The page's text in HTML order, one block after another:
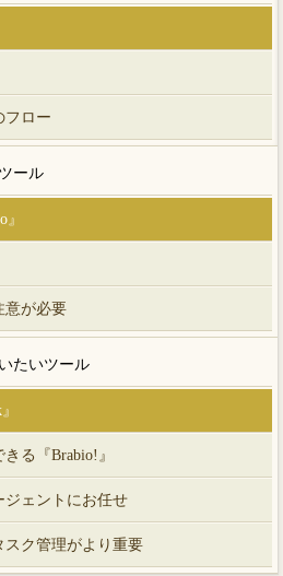
フロー
ール
意が必要
たいツール
る『Brabio!』
ジェントにお任せ
スク管理がより重要